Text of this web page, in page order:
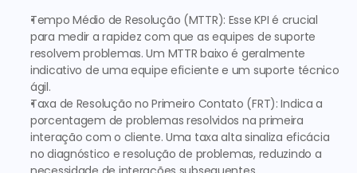
Tempo Médio de Resolução (MTTR): Esse KPI é crucial
para medir a rapidez com que as equipes de suporte
resolvem problemas. Um MTTR baixo é geralmente
indicativo de uma equipe eficiente e um suporte técnico
ágil.
Taxa de Resolução no Primeiro Contato (FRT): Indica a
porcentagem de problemas resolvidos na primeira
interação com o cliente. Uma taxa alta sinaliza eficácia
no diagnóstico e resolução de problemas, reduzindo a